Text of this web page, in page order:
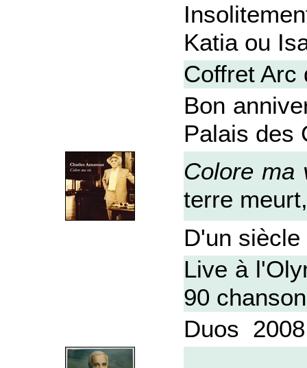
Katia ou
Coffret Arc
Bon
Palais des
Colore ma
terre
D'un
Live à
90
Duos